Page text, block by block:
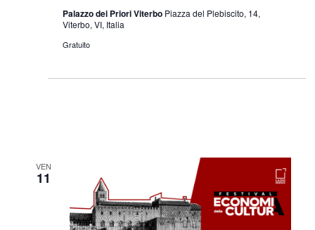
Palazzo dei Priori Viterbo Piazza del Plebiscito, 14,
Viterbo, VI, Italia
Gratuito
VEN
11